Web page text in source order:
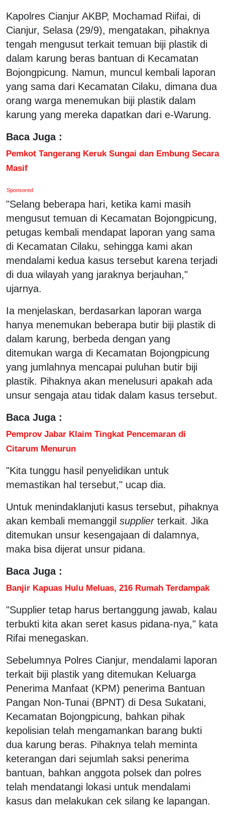
Kapolres Cianjur AKBP, Mochamad Riifai, di
Cianjur, Selasa (29/9), mengatakan, pihaknya
tengah mengusut terkait temuan biji plastik di
dalam karung beras bantuan di Kecamatan
Bojongpicung. Namun, muncul kembali laporan
yang sama dari Kecamatan Cilaku, dimana dua
orang warga menemukan biji plastik dalam
karung yang mereka dapatkan dari e-Warung.
Baca Juga :
Pemkot Tangerang Keruk Sungai dan Embung Secara
Masif
Sponsored
"Selang beberapa hari, ketika kami masih
mengusut temuan di Kecamatan Bojongpicung,
petugas kembali mendapat laporan yang sama
di Kecamatan Cilaku, sehingga kami akan
mendalami kedua kasus tersebut karena terjadi
di dua wilayah yang jaraknya berjauhan,"
ujarnya.
Ia menjelaskan, berdasarkan laporan warga
hanya menemukan beberapa butir biji plastik di
dalam karung, berbeda dengan yang
ditemukan warga di Kecamatan Bojongpicung
yang jumlahnya mencapai puluhan butir biji
plastik. Pihaknya akan menelusuri apakah ada
unsur sengaja atau tidak dalam kasus tersebut.
Baca Juga :
Pemprov Jabar Klaim Tingkat Pencemaran di
Citarum Menurun
"Kita tunggu hasil penyelidikan untuk
memastikan hal tersebut," ucap dia.
Untuk menindaklanjuti kasus tersebut, pihaknya
akan kembali memanggil supplierterkait. Jika
ditemukan unsur kesengajaan di dalamnya,
maka bisa dijerat unsur pidana.
Baca Juga :
Banjir Kapuas Hulu Meluas, 216 Rumah Terdampak
"Supplier tetap harus bertanggung jawab, kalau
terbukti kita akan seret kasus pidana-nya," kata
Rifai menegaskan.
Sebelumnya Polres Cianjur, mendalami laporan
terkait biji plastik yang ditemukan Keluarga
Penerima Manfaat (KPM) penerima Bantuan
Pangan Non-Tunai (BPNT) di Desa Sukatani,
Kecamatan Bojongpicung, bahkan pihak
kepolisian telah mengamankan barang bukti
dua karung beras. Pihaknya telah meminta
keterangan dari sejumlah saksi penerima
bantuan, bahkan anggota polsek dan polres
telah mendatangi lokasi untuk mendalami
kasus dan melakukan cek silang ke lapangan.